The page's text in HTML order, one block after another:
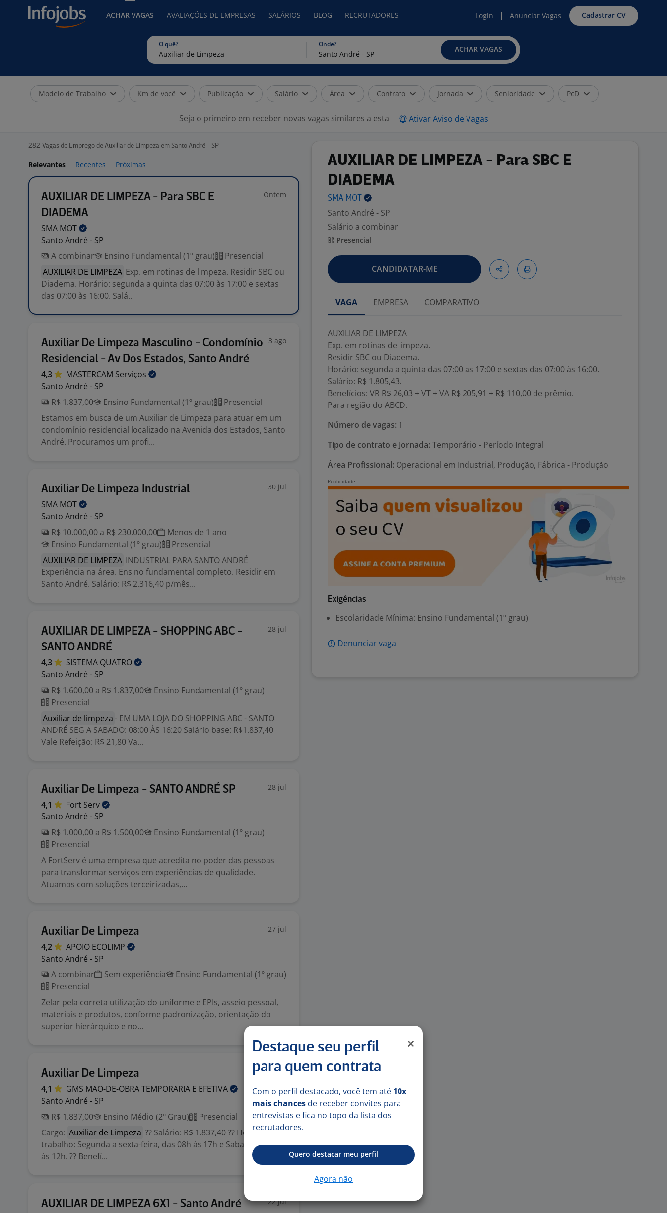
ACHAR VAGAS AVALIAÇÕES DE EMPRESAS SALÁRIOS BLOG RECRUTADORES Login Anunciar Vagas Cadastrar CV
O quê? Onde?
ACHAR VAGAS
Modelo de Trabalho Km de você Publicação Salário Área Contrato Jornada Senioridade PcD
Seja o primeiro em receber novas vagas similares a esta Ativar Aviso de Vagas
282 Vagas de Emprego de Auxiliar de Limpeza em Santo André - SP
Relevantes Recentes Próximas
AUXILIAR DE LIMPEZA - Para SBC E
DIADEMA
Ontem
SMA MOT
Santo André - SP
A combinar
Ensino Fundamental (1º grau)
Presencial
AUXILIAR DE LIMPEZA Exp. em rotinas de limpeza. Residir SBC ou
Diadema. Horário: segunda a quinta das 07:00 às 17:00 e sextas
das 07:00 às 16:00. Salá...
Auxiliar De Limpeza Masculino - Condomínio
Residencial - Av Dos Estados, Santo André
3 ago
4,3 MASTERCAM Serviços
Santo André - SP
R$ 1.837,00
Ensino Fundamental (1º grau)
Presencial
Estamos em busca de um Auxiliar de Limpeza para atuar em um
condomínio residencial localizado na Avenida dos Estados, Santo
André. Procuramos um profi...
Auxiliar De Limpeza Industrial 30 jul
SMA MOT
Santo André - SP
R$ 10.000,00 a R$ 230.000,00
Menos de 1 ano
Ensino Fundamental (1º grau)
Presencial
AUXILIAR DE LIMPEZA INDUSTRIAL PARA SANTO ANDRÉ
Experiência na área. Ensino fundamental completo. Residir em
Santo André. Salário: R$ 2.316,40 p/mês...
AUXILIAR DE LIMPEZA - SHOPPING ABC -
SANTO ANDRÉ
28 jul
4,3 SISTEMA QUATRO
Santo André - SP
R$ 1.600,00 a R$ 1.837,00
Ensino Fundamental (1º grau)
Presencial
Auxiliar de limpeza- EM UMA LOJA DO SHOPPING ABC - SANTO
ANDRÉ SEG A SABADO: 08:00 ÀS 16:20 Salário base: R$1.837,40
Vale Refeição: R$ 21,80 Va...
Auxiliar De Limpeza - SANTO ANDRÉ SP 28 jul
4,1 Fort Serv
Santo André - SP
R$ 1.000,00 a R$ 1.500,00
Ensino Fundamental (1º grau)
Presencial
A FortServ é uma empresa que acredita no poder das pessoas
para transformar serviços em experiências de qualidade.
Atuamos com soluções terceirizadas,...
Auxiliar De Limpeza 27 jul
4,2 APOIO ECOLIMP
Santo André - SP
A combinar
Sem experiência
Ensino Fundamental (1º grau)
Presencial
Zelar pela correta utilização do uniforme e EPIs, asseio pessoal,
materiais e produtos, conforme padronização, orientação do
superior hierárquico e no...
Auxiliar De Limpeza 27 jul
4,1 GMS MAO-DE-OBRA TEMPORARIA E EFETIVA
Santo André - SP
R$ 1.837,00
Ensino Médio (2º Grau)
Presencial
Cargo: Auxiliar de Limpeza ?? Salário: R$ 1.837,40 ?? Horário de
trabalho: Segunda a sexta-feira, das 08h às 17h e Sabados das 8h
às 12h. ?? Benefí...
AUXILIAR DE LIMPEZA 6X1 - Santo André 22 jul
AUXILIAR DE LIMPEZA - Para SBC E
DIADEMA
SMA MOT
Santo André - SP
Salário a combinar
Presencial
CANDIDATAR-ME
VAGA EMPRESA COMPARATIVO
AUXILIAR DE LIMPEZA
Exp. em rotinas de limpeza.
Residir SBC ou Diadema.
Horário: segunda a quinta das 07:00 às 17:00 e sextas das 07:00 às 16:00.
Salário: R$ 1.805,43.
Benefícios: VR R$ 26,03 + VT + VA R$ 205,91 + R$ 110,00 de prêmio.
Para região do ABCD.
Número de vagas: 1
Tipo de contrato e Jornada: Temporário - Período Integral
Área Profissional: Operacional em Industrial, Produção, Fábrica - Produção
Exigências
Escolaridade Mínima: Ensino Fundamental (1º grau)
Denunciar vaga
Destaque seu perfil
para quem contrata
Com o perfil destacado, você tem até 10x
mais chances de receber convites para
entrevistas e fica no topo da lista dos
recrutadores.
Quero destacar meu perfil
Agora não